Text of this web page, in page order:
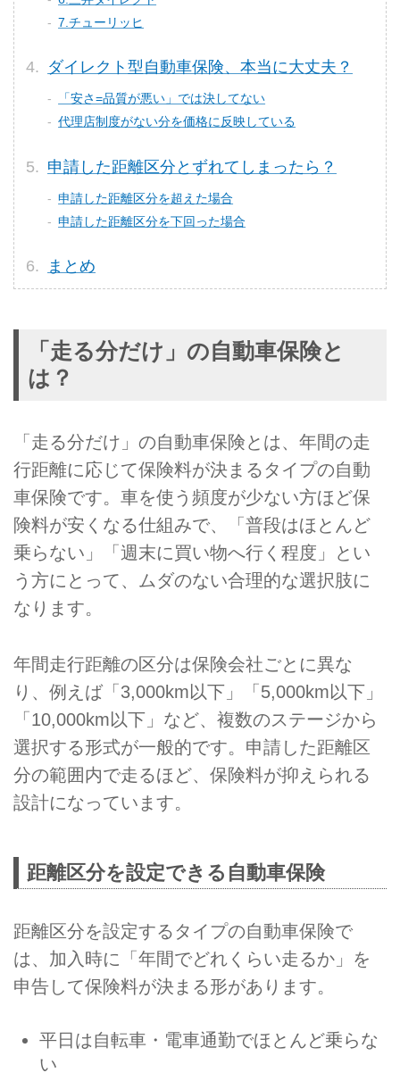
7.チューリッヒ
ダイレクト型自動車保険、本当に大丈夫？
「安さ=品質が悪い」では決してない
代理店制度がない分を価格に反映している
申請した距離区分とずれてしまったら？
申請した距離区分を超えた場合
申請した距離区分を下回った場合
まとめ
「走る分だけ」の自動車保険と
は？
「走る分だけ」の自動車保険とは、年間の走
行距離に応じて保険料が決まるタイプの自動
車保険です。車を使う頻度が少ない方ほど保
険料が安くなる仕組みで、「普段はほとんど
乗らない」「週末に買い物へ行く程度」とい
う方にとって、ムダのない合理的な選択肢に
なります。
年間走行距離の区分は保険会社ごとに異な
り、例えば「3,000km以下」「5,000km以下」
「10,000km以下」など、複数のステージから
選択する形式が一般的です。申請した距離区
分の範囲内で走るほど、保険料が抑えられる
設計になっています。
距離区分を設定できる自動車保険
距離区分を設定するタイプの自動車保険で
は、加入時に「年間でどれくらい走るか」を
申告して保険料が決まる形があります。
平日は自転車・電車通勤でほとんど乗らな
い